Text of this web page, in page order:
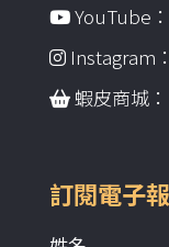
YouTube：
Instagram：
蝦皮商城：
訂閱電子報